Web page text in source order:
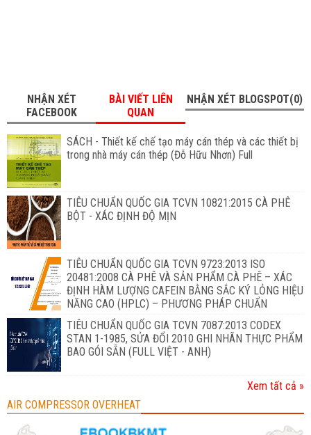
NHẬN XÉT
FACEBOOK
BÀI VIẾT LIÊN
QUAN
NHẬN XÉT BLOGSPOT(0)
SÁCH - Thiết kế chế tạo máy cán thép và các thiết bị
trong nhà máy cán thép (Đỗ Hữu Nhơn) Full
TIÊU CHUẨN QUỐC GIA TCVN 10821:2015 CÀ PHÊ
BỘT - XÁC ĐỊNH ĐỘ MỊN
TIÊU CHUẨN QUỐC GIA TCVN 9723:2013 ISO
20481:2008 CÀ PHÊ VÀ SẢN PHẨM CÀ PHÊ – XÁC
ĐỊNH HÀM LƯỢNG CAFEIN BẰNG SẮC KÝ LỎNG HIỆU
NĂNG CAO (HPLC) – PHƯƠNG PHÁP CHUẨN
TIÊU CHUẨN QUỐC GIA TCVN 7087:2013 CODEX
STAN 1-1985, SỬA ĐỔI 2010 GHI NHÃN THỰC PHẨM
BAO GÓI SẴN (FULL VIỆT - ANH)
Xem tất cả »
AIR COMPRESSOR OVERHEAT